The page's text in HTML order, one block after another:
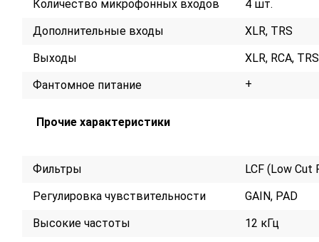
Количество микрофонных входов
4 шт.
Дополнительные входы
XLR, TRS
Выходы
XLR, RCA,
Фантомное питание
+
Прочие характеристики
Фильтры
LCF (Low Cut
Регулировка чувствительности
GAIN, PAD
Высокие частоты
12 кГц